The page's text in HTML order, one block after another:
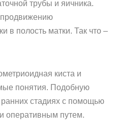
трубы и яичника.
в полость матки. Так что –
киста и
понятия. Подобную
стадиях с помощью
оперативным путем.